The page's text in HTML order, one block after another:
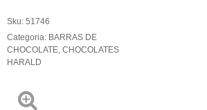
Sku: 51746
Categoria: BARRAS DE
CHOCOLATE CHOCOLATES
HARALD